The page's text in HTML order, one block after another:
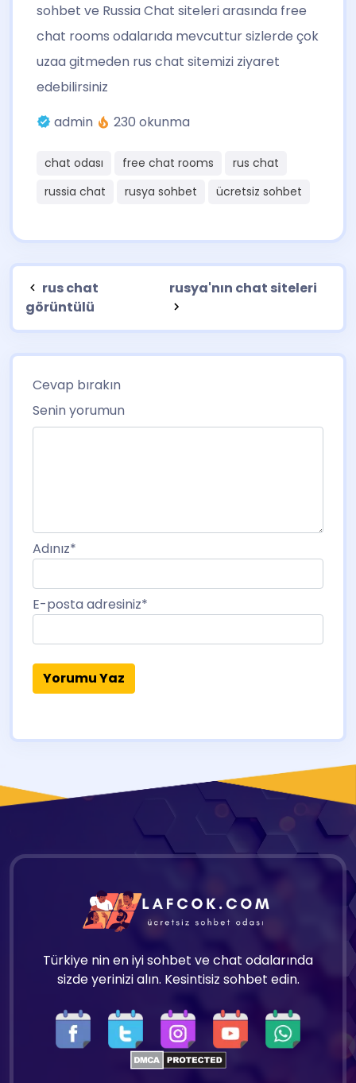
sohbet ve Russia Chat siteleri arasında free
chat rooms odalarıda mevcuttur sizlerde çok
uzaa gitmeden rus chat sitemizi ziyaret
edebilirsiniz
admin
230 okunma
chat odası free chat rooms
rus chat
russia chat
rusya sohbet ücretsiz sohbet
rus chat
görüntülü
rusya'nın chat siteleri
Cevap bırakın
Senin yorumun
Adınız*
E-posta adresiniz*
Türkiye nin en iyi sohbet ve chat odalarında
sizde yerinizi alın. Kesintisiz sohbet edin.